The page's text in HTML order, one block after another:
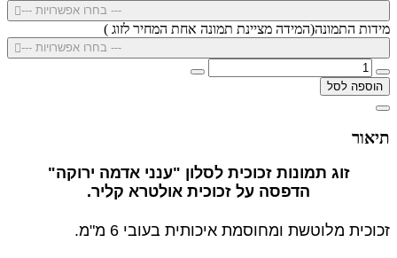
--- בחרו אפשרויות ---
מידות התמונה(המידה מציינת תמונה אחת המחיר לזוג )
--- בחרו אפשרויות ---
הוספה לסל
תיאור
זוג תמונות זכוכית לסלון "ענני אדמה ירוקה"
הדפסה על זכוכית אולטרא קליר.
זכוכית מלוטשת ומחוסמת איכותית בעובי 6 מ"מ.